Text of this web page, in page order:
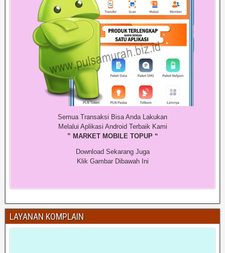
Semua Transaksi Bisa Anda Lakukan
Melalui Aplikasi Android Terbaik Kami
” MARKET MOBILE TOPUP “
Download Sekarang Juga
Klik Gambar Dibawah Ini
LAYANAN KOMPLAIN